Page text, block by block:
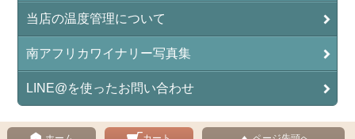
当店の温度管理について
南アフリカワイナリー写真集
LINE@を使ったお問い合わせ